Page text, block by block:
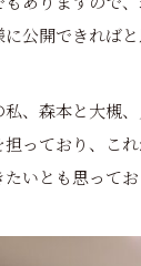
公開できればと
、森本と大槻
っており、こ
いとも思ってお